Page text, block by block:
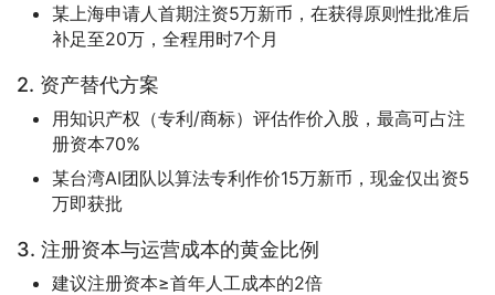
某上海申请人首期注资5万新币，在获得原则性批准后
补足至20万，全程用时7个月
2. 资产替代方案
用知识产权（专利/商标）评估作价入股，最高可占注
册资本70%
某台湾AI团队以算法专利作价15万新币，现金仅出资5
万即获批
3. 注册资本与运营成本的黄金比例
建议注册资本≥首年人工成本的2倍